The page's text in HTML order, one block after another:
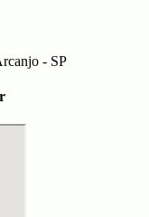
- SP